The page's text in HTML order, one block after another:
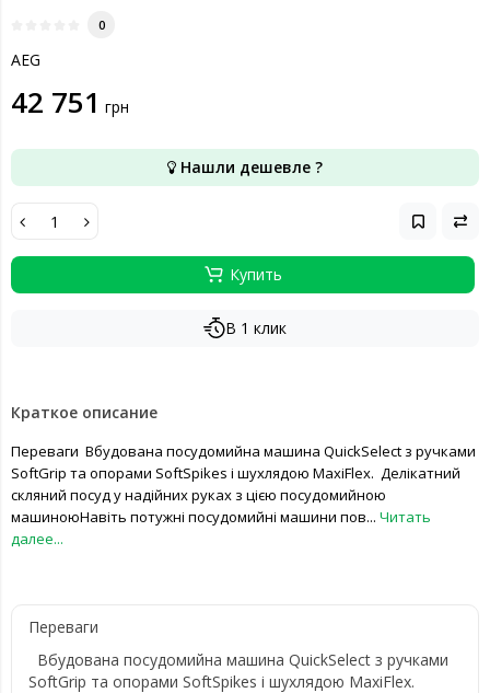
0
AEG
42 751 грн
Нашли дешевле ?
Купить
В 1 клик
Краткое описание
Переваги Вбудована посудомийна машина QuickSelect з ручками
SoftGrip та опорами SoftSpikes і шухлядою MaxiFlex. Делікатний
скляний посуд у надійних руках з цією посудомийною
машиноюНавіть потужні посудомийні машини пов... Читать
далее...
Переваги
Вбудована посудомийна машина QuickSelect з ручками
SoftGrip та опорами SoftSpikes і шухлядою MaxiFlex.